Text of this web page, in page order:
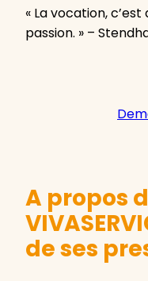
« La vocation,
passion. » –
A propos
de ses